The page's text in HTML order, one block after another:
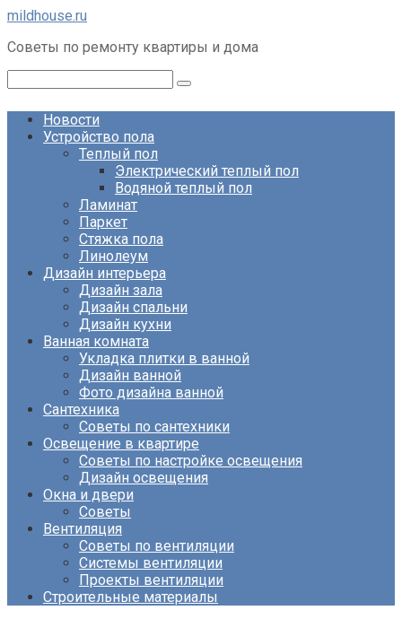
Перейти
контенту
mildhouse.ru
Советы по ремонту квартиры и дома
Новости
Устройство пола
Теплый пол
Электрический теплый пол
Водяной теплый пол
Ламинат
Паркет
Стяжка пола
Линолеум
Дизайн интерьера
Дизайн зала
Дизайн спальни
Дизайн кухни
Ванная комната
Укладка плитки в ванной
Дизайн ванной
Фото дизайна ванной
Сантехника
Советы по сантехники
Освещение в квартире
Советы по настройке освещения
Дизайн освещения
Окна и двери
Советы
Вентиляция
Советы по вентиляции
Системы вентиляции
Проекты вентиляции
Строительные материалы